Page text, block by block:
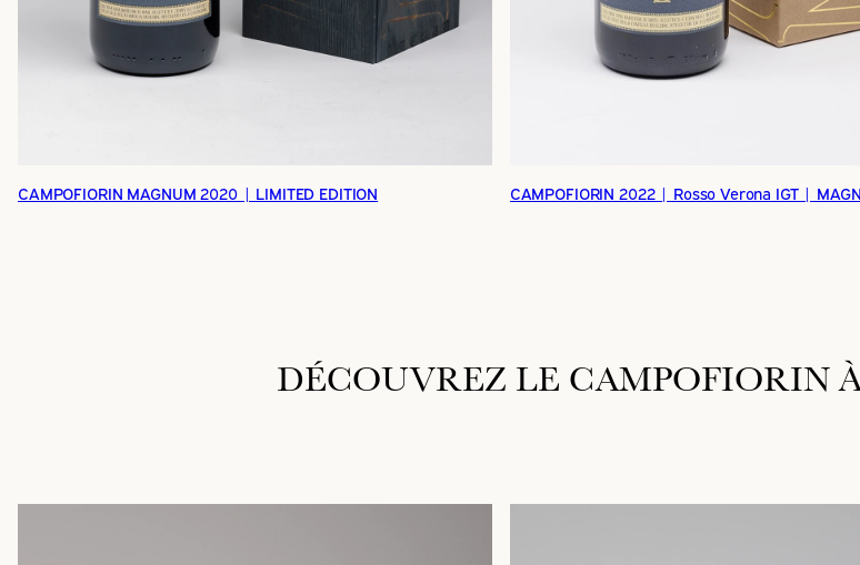
CAMPOFIORIN MAGNUM 2020 | LIMITED EDITION CAMPOFIORIN 2022 | Rosso Verona IGT |
DÉCOUVREZ LE CAMPOFIORIN